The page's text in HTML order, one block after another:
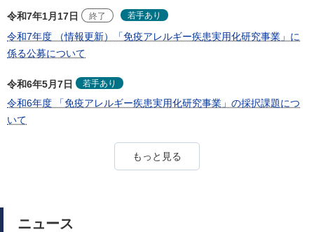
令和7年1月17日 終了 若手あり
令和7年度 （情報更新）「免疫アレルギー疾患実用化研究事業」に
係る公募について
令和6年5月7日 若手あり
令和6年度 「免疫アレルギー疾患実用化研究事業」の採択課題につ
いて
もっと見る
ニュース